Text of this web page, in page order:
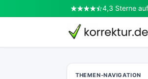
4,3 Sterne auf
korrektur.de
THEMEN-NAVIGATION